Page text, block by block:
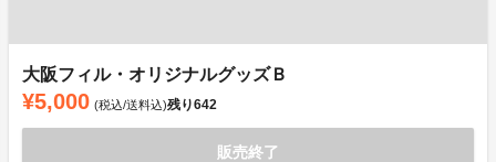
大阪フィル・オリジナルグッズＢ
¥5,000 (税込/送料込)残り642
販売終了